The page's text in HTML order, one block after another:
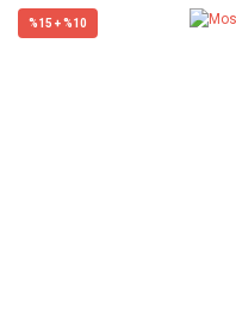
%15 + %10